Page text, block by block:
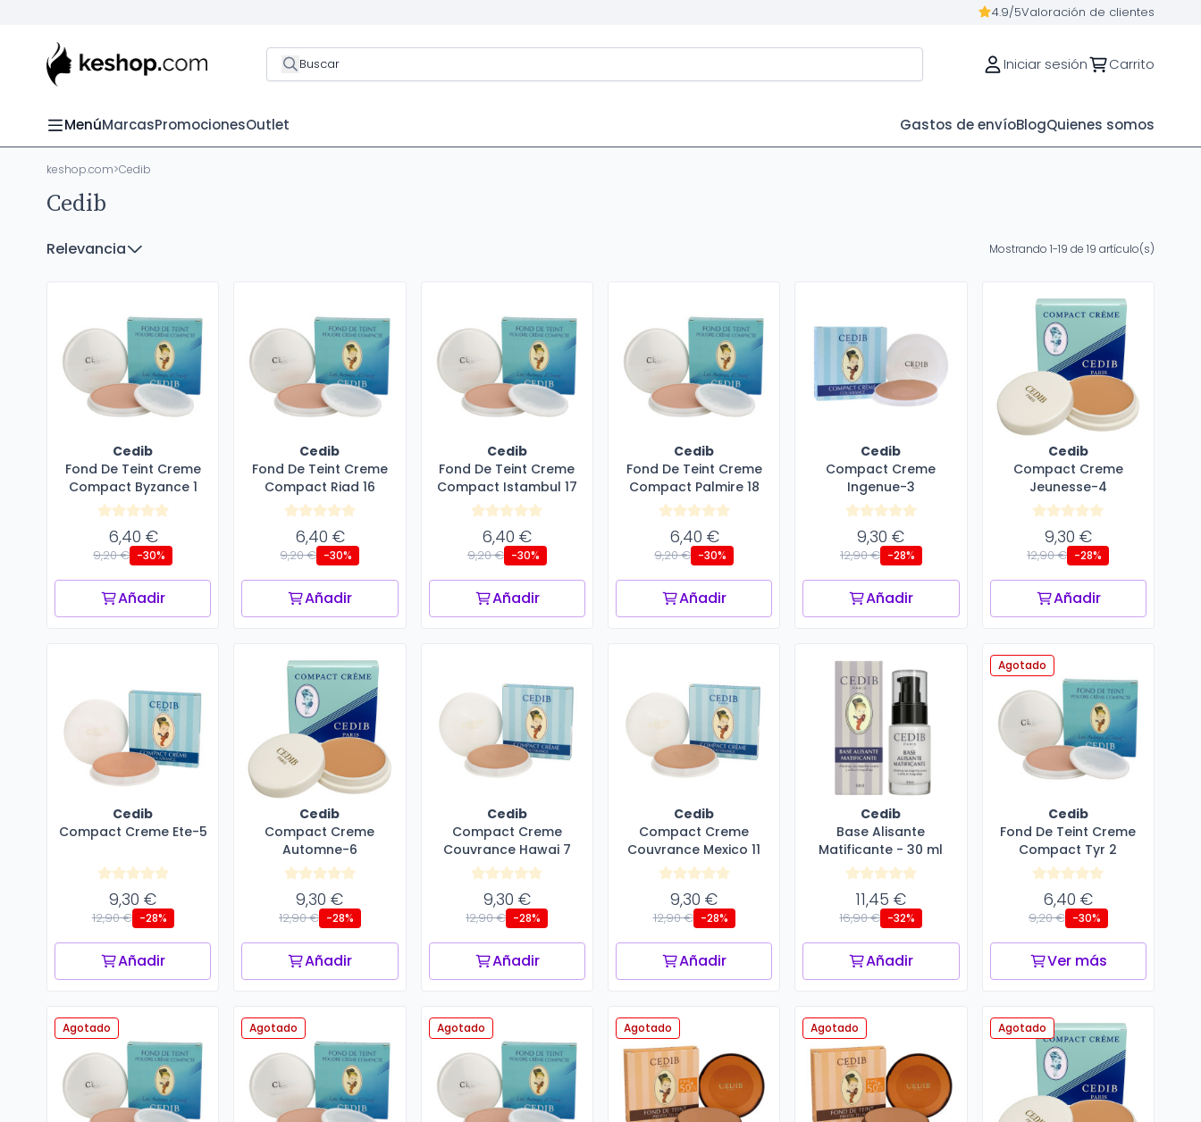
4.9/5Valoración de clientes
Buscar Iniciar sesión Carrito
MenúMarcasPromocionesOutlet Gastos de envíoBlogQuienes somos
keshop.com>Cedib
Cedib
Relevancia Mostrando 1-19 de 19 artículo(s)
Cedib
Fond De Teint Creme
Compact Byzance 1
6,40 €
9,20 € -30%
Añadir
Cedib
Fond De Teint Creme
Compact Riad 16
6,40 €
9,20 € -30%
Añadir
Cedib
Fond De Teint Creme
Compact Istambul 17
6,40 €
9,20 € -30%
Añadir
Cedib
Fond De Teint Creme
Compact Palmire 18
6,40 €
9,20 € -30%
Añadir
Cedib
Compact Creme
Ingenue-3
9,30 €
12,90 € -28%
Añadir
Cedib
Compact Creme
Jeunesse-4
9,30 €
12,90 € -28%
Añadir
Cedib
Compact Creme Ete-5
9,30 €
12,90 € -28%
Añadir
Cedib
Compact Creme
Automne-6
9,30 €
12,90 € -28%
Añadir
Cedib
Compact Creme
Couvrance Hawai 7
9,30 €
12,90 € -28%
Añadir
Cedib
Compact Creme
Couvrance Mexico 11
9,30 €
12,90 € -28%
Añadir
Cedib
Base Alisante
Matificante - 30 ml
11,45 €
16,90 € -32%
Añadir
Agotado
Cedib
Fond De Teint Creme
Compact Tyr 2
6,40 €
9,20 € -30%
Ver más
Agotado Agotado Agotado Agotado Agotado Agotado